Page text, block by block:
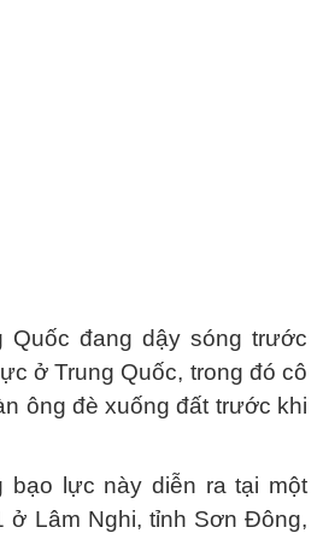
Quốc đang dậy sóng trước
ở Trung Quốc, trong đó cô
ông đè xuống đất trước khi
bạo lực này diễn ra tại một
ở Lâm Nghi, tỉnh Sơn Đông,